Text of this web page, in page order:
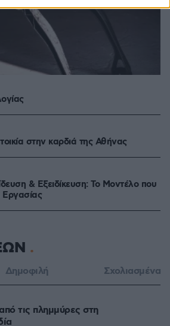
στην καρδιά της Αθήνας
& Εξειδίκευση: Το Mοντέλο που
Δημοφιλή Σχολιασμένα
τις πλημμύρες στη